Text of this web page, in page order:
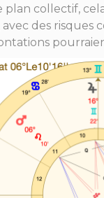
plan collectif,
des risques